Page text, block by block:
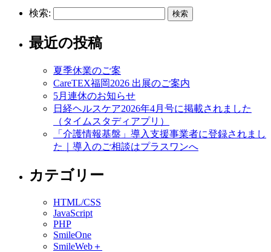
検索:
最近の投稿
夏季休業のご案
CareTEX福岡2026 出展のご案内
5月連休のお知らせ
日経ヘルスケア2026年4月号に掲載されました
（タイムスタディアプリ）
「介護情報基盤」導入支援事業者に登録されまし
た｜導入のご相談はプラスワンへ
カテゴリー
HTML/CSS
JavaScript
PHP
SmileOne
SmileWeb＋